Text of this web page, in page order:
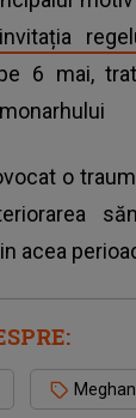
invitația
6 mai,
o
acea